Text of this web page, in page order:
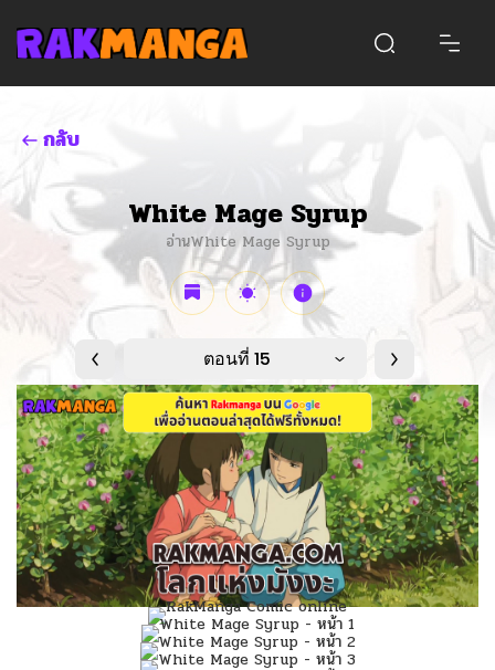
กลับ
White Mage Syrup
อ่านWhite Mage Syrup
ตอนที่ 15